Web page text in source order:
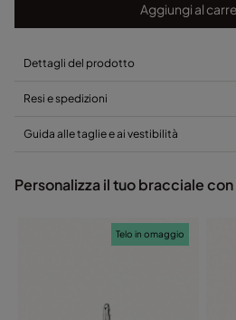
Aggiungi al
Dettagli del prodotto
Resi e spedizioni
Guida alle taglie e ai vestibilità
Personalizza il tuo bracciale
Telo in omaggio